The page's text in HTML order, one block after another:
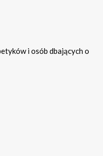
i osób dbających o